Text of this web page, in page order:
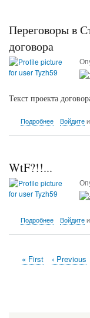
Переговоры в
договора
Текст проекта
Подробнеео
проекта
договора
Войдите
WtF?!!...
Подробнеео
Войдите
Нумерация
Первая
« First ←
‹ Previous